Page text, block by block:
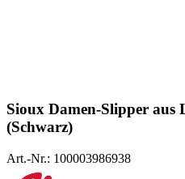
Sioux Damen-Slipper aus
(Schwarz)
Art.-Nr.: 100003986938